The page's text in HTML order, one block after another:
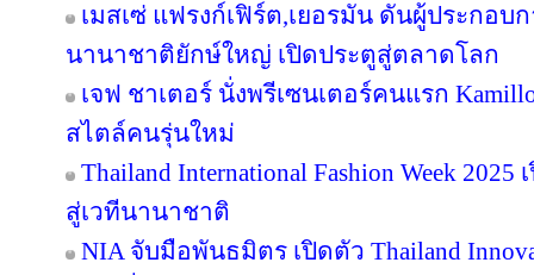
เมสเซ่ แฟรงก์เฟิร์ต,เยอรมัน ดันผู้ประกอบ
นานาชาติยักษ์ใหญ่ เปิดประตูสู่ตลาดโลก
เจฟ ชาเตอร์ นั่งพรีเซนเตอร์คนแรก
สไตล์คนรุ่นใหม่
Thailand International Fashion Week
สู่เวทีนานาชาติ
NIA จับมือพันธมิตร เปิดตัว Thailand